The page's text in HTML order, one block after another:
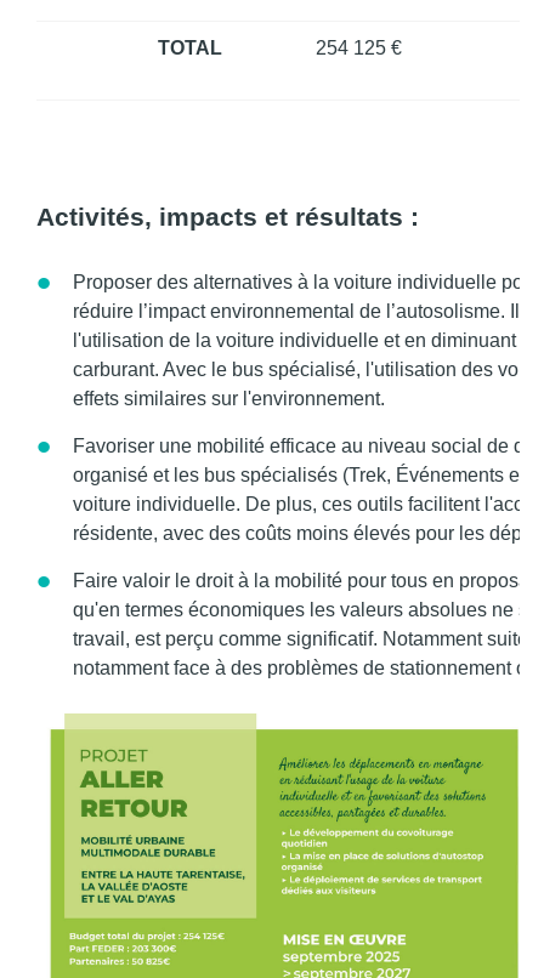
TOTAL 254 125 €
Activités, impacts et résultats :
Proposer des alternatives à la voiture individuelle
réduire l’impact environnemental de l’autosolisme. Il
l'utilisation de la voiture individuelle et en diminuant
carburant. Avec le bus spécialisé, l'utilisation des
effets similaires sur l'environnement.
Favoriser une mobilité efficace au niveau social de
organisé et les bus spécialisés (Trek, Événements et
voiture individuelle. De plus, ces outils facilitent
résidente, avec des coûts moins élevés pour les
Faire valoir le droit à la mobilité pour tous en
qu'en termes économiques les valeurs absolues ne
travail, est perçu comme significatif. Notamment suite
notamment face à des problèmes de stationnement